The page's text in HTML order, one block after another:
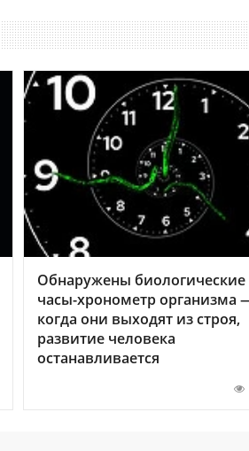
Обнаружены биологические
часы-хронометр организма
когда они выходят из строя,
развитие человека
останавливается